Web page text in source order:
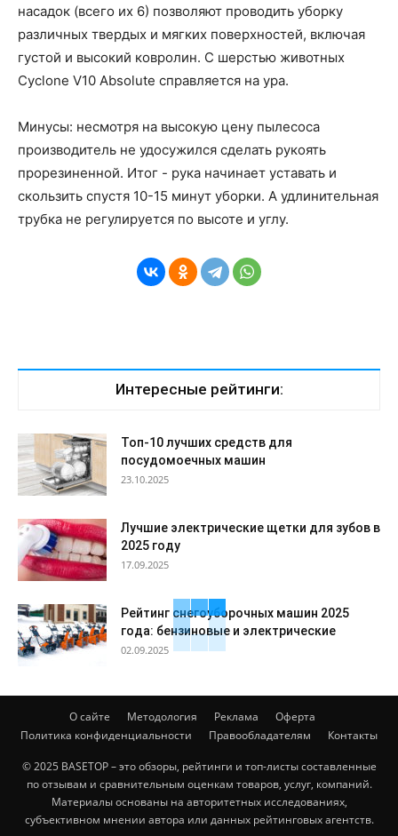
насадок (всего их 6) позволяют проводить уборку
различных твердых и мягких поверхностей, включая
густой и высокий ковролин. С шерстью животных
Cyclone V10 Absolute справляется на ура.
Минусы: несмотря на высокую цену пылесоса
производитель не удосужился сделать рукоять
прорезиненной. Итог - рука начинает уставать и
скользить спустя 10-15 минут уборки. А удлинительная
трубка не регулируется по высоте и углу.
Интересные рейтинги:
Топ-10 лучших средств для
посудомоечных машин
23.10.2025
Лучшие электрические щетки для зубов в
2025 году
17.09.2025
Рейтинг снегоуборочных машин 2025
года: бензиновые и электрические
02.09.2025
О сайте Методология Реклама
Оферта
Политика конфиденциальности
Правообладателям Контакты
© 2025 BASETOP – это обзоры, рейтинги и топ-листы составленные
по отзывам и сравнительным оценкам товаров, услуг, компаний.
Материалы основаны на авторитетных исследованиях,
субъективном мнении автора или данных рейтинговых агентств.